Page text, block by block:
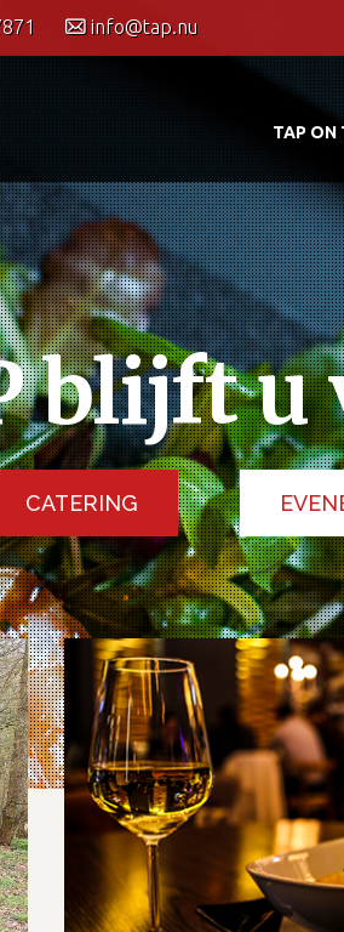
info@tap.nu
TAP ON
blijft u
CATERING